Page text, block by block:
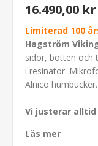
16.490,00 kr
Limiterad 100
Hagström
sidor, botten och
i resinator.
Alnico
Vi justerar
Läs mer